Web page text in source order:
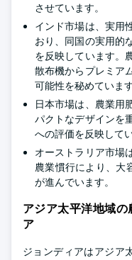
させています。
インド市場は、実用
おり、同国の実用的
を反映しています。
散布機からプレミア
可能性を秘めています
日本市場は、農業用
パクトなデザインを
への評価を反映してい
オーストラリア市場
農業慣行により、大
が進んでいます。
アジア太平洋地域
ア
ジョンディアはアジア